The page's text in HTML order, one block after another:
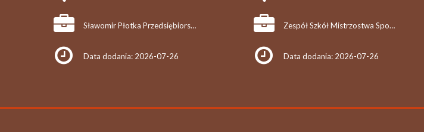
Sławomir Płotka Przedsiębiorstwo Wielobranżowe
Data dodania: 2026-07-26
Zespół Szkół Mistrzostwa Sportowego im. Stanisława Marusarza W Zakopanem
Data dodania: 2026-07-26